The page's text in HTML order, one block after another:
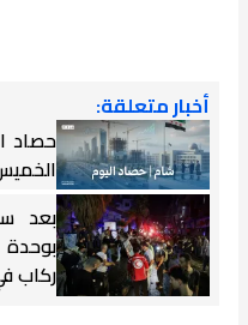
أخبار متعلقة:
حصاد
الخميس 6 آب
بعد
ركاب